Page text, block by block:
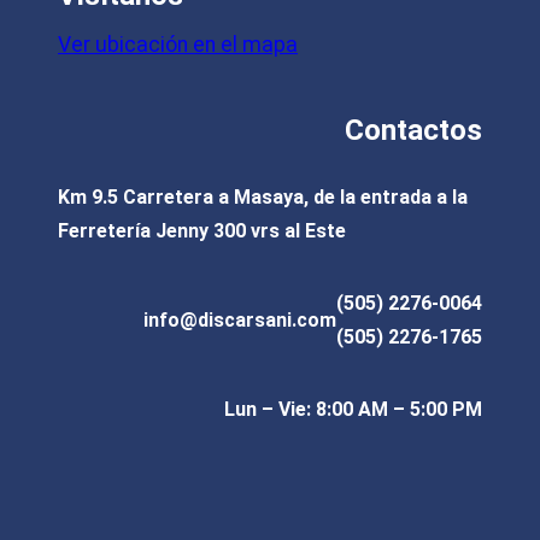
C$49.28
pueden
en
de
producto
Ver ubicación en el mapa
Contactos
Km 9.5 Carretera a Masaya, de la entrada a la
Ferretería Jenny 300 vrs al Este
info@discarsani.com
(505) 2276-0064
(505) 2276-1765
Lun – Vie: 8:00 AM – 5:00 PM